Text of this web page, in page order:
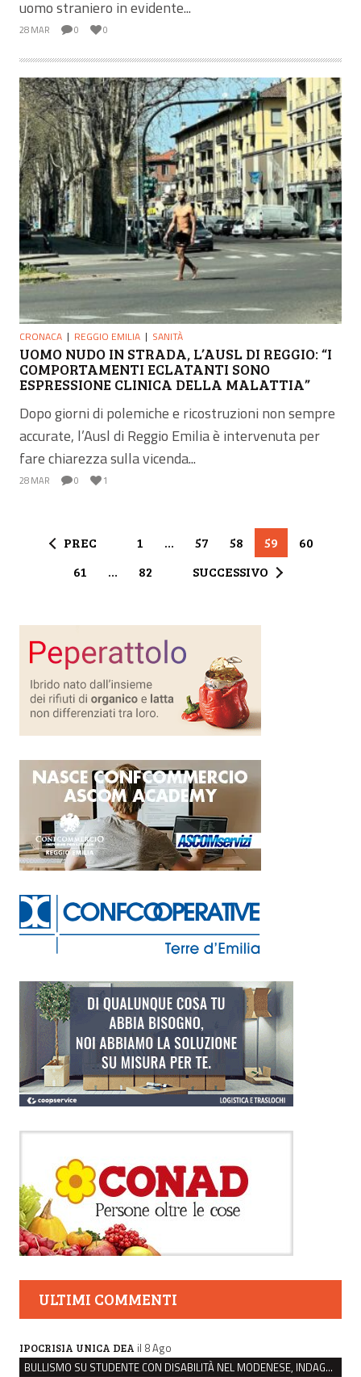
uomo straniero in evidente...
28 MAR 0 0
CRONACA REGGIO EMILIA SANITÀ
UOMO NUDO IN STRADA, L’AUSL DI REGGIO: “I
COMPORTAMENTI ECLATANTI SONO
ESPRESSIONE CLINICA DELLA MALATTIA”
Dopo giorni di polemiche e ricostruzioni non sempre
accurate, l’Ausl di Reggio Emilia è intervenuta per
fare chiarezza sulla vicenda...
28 MAR 0 1
PREC 1 … 57 58 59
60
61
… 82 SUCCESSIVO
ULTIMI COMMENTI
IPOCRISIA UNICA DEA il 8 Ago
BULLISMO SU STUDENTE CON DISABILITÀ NEL MODENESE, INDAGATI DUE RAGAZZI DI 16 ANNI